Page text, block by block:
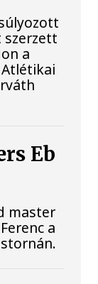
szerzett
a
Eb
master
a